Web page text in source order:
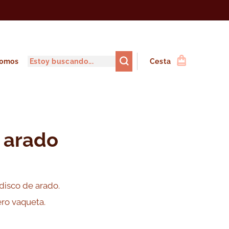
Cesta
de arado.
vaqueta.